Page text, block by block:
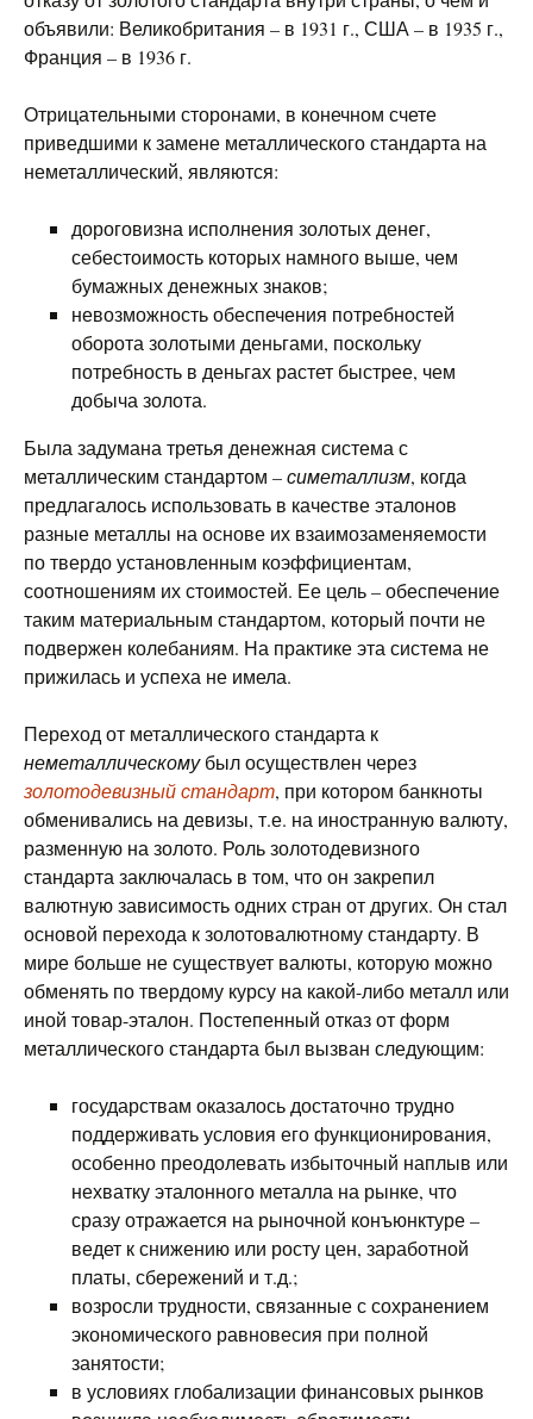
объявили: Великобритания – в 1931 г., США – в 1935 г.,
Франция – в 1936 г.
Отрицательными сторонами, в конечном счете
приведшими к замене металлического стандарта на
неметаллический, являются:
дороговизна исполнения золотых денег,
себестоимость которых намного выше, чем
бумажных денежных знаков;
невозможность обеспечения потребностей
оборота золотыми деньгами, поскольку
потребность в деньгах растет быстрее, чем
добыча золота.
Была задумана третья денежная система с
металлическим стандартом –симеталлизм, когда
предлагалось использовать в качестве эталонов
разные металлы на основе их взаимозаменяемости
по твердо установленным коэффициентам,
соотношениям их стоимостей. Ее цель – обеспечение
таким материальным стандартом, который почти не
подвержен колебаниям. На практике эта система не
прижилась и успеха не имела.
Переход от металлического стандарта к
неметаллическомубыл осуществлен через
золотодевизный стандарт, при котором банкноты
обменивались на девизы, т.е. на иностранную валюту,
разменную на золото. Роль золотодевизного
стандарта заключалась в том, что он закрепил
валютную зависимость одних стран от других. Он стал
основой перехода к золотовалютному стандарту. В
мире больше не существует валюты, которую можно
обменять по твердому курсу на какой-либо металл или
иной товар-эталон. Постепенный отказ от форм
металлического стандарта был вызван следующим:
государствам оказалось достаточно трудно
поддерживать условия его функционирования,
особенно преодолевать избыточный наплыв или
нехватку эталонного металла на рынке, что
сразу отражается на рыночной конъюнктуре –
ведет к снижению или росту цен, заработной
платы, сбережений и т.д.;
возросли трудности, связанные с сохранением
экономического равновесия при полной
занятости;
в условиях глобализации финансовых рынков